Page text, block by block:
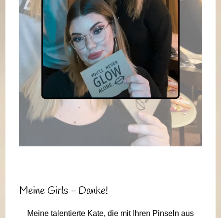
Meine Girls - Danke!
Meine talentierte Kate, die mit Ihren Pinseln aus